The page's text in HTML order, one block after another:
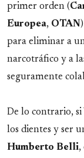
primer orden (
Europea, OTAN
para eliminar a
narcotráfico y a
seguramente
De lo contrario,
los dientes y ser
Humberto Belli,